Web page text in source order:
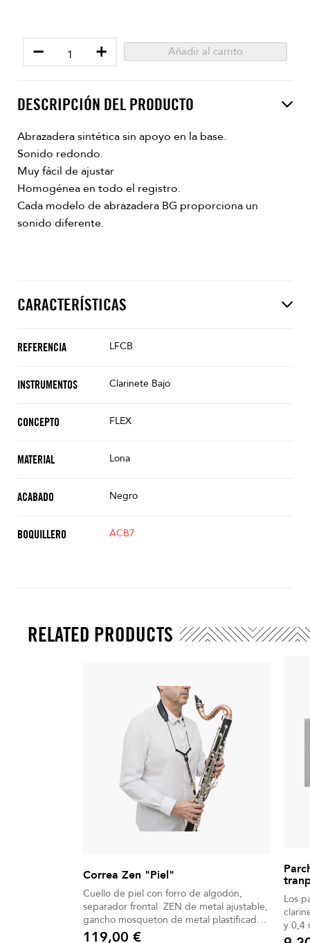
− + Añadir al carrito
DESCRIPCIÓN DEL PRODUCTO
Abrazadera sintética sin apoyo en la base.
Sonido redondo.
Muy fácil de ajustar
Homogénea en todo el registro.
Cada modelo de abrazadera BG proporciona un
sonido diferente.
CARACTERÍSTICAS
REFERENCIA LFCB
INSTRUMENTOS Clarinete Bajo
CONCEPTO FLEX
MATERIAL Lona
ACABADO Negro
BOQUILLERO ACB7
RELATED PRODUCTS
Correa Zen "Piel"
Cuello de piel con forro de algodón,
separador frontal ZEN de metal ajustable,
gancho mosquetón de metal plastificado
para evitar arañazos.
119,00 €
Los
y 0,4